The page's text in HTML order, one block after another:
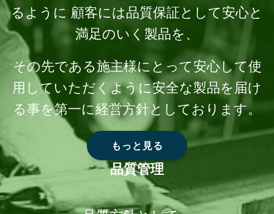
るように 顧客には品質保証として安心と
満足のいく製品を、
その先である施主様にとって安心して使
用していただくように安全な製品を届け
る事を第一に経営方針としております。
もっと見る
品質管理